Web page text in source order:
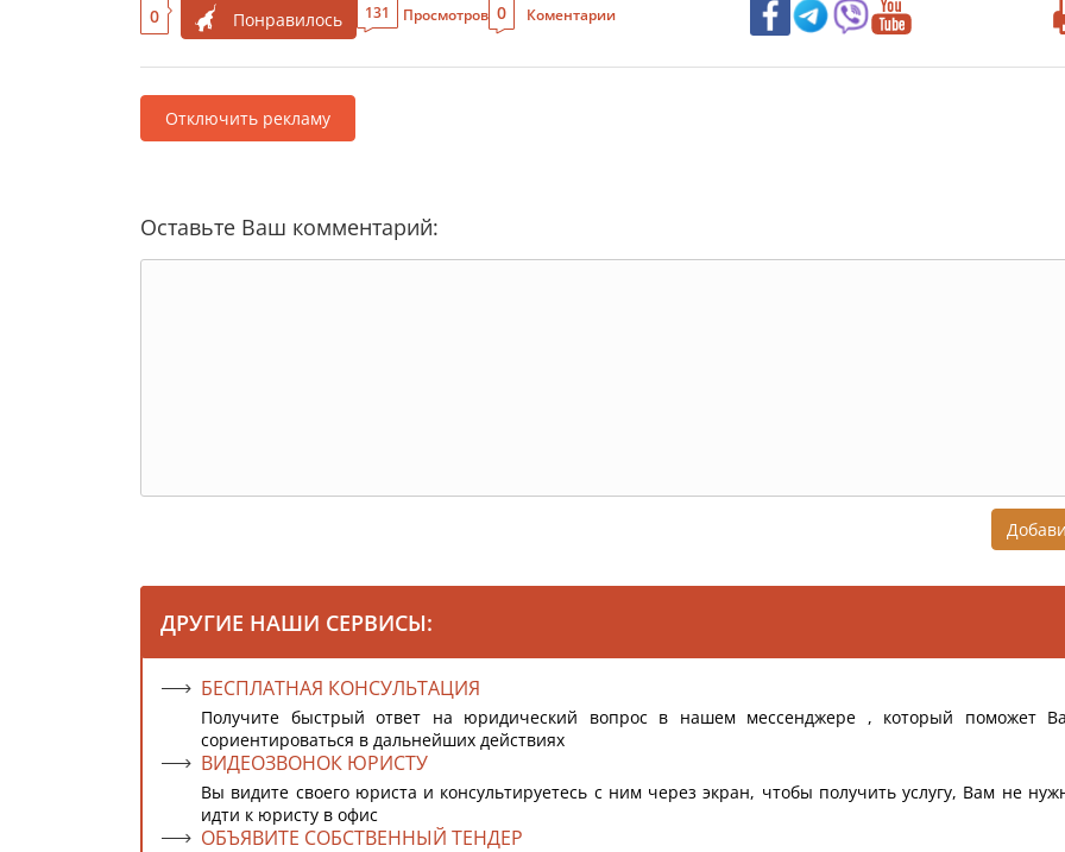
0 Понравилось 131 Просмотров 0 Коментарии
Отключить рекламу
Оставьте Ваш комментарий:
ДРУГИЕ НАШИ СЕРВИСЫ:
БЕСПЛАТНАЯ КОНСУЛЬТАЦИЯ
Получите быстрый ответ на юридический вопрос в нашем мессенджере , который поможет
сориентироваться в дальнейших действиях
ВИДЕОЗВОНОК ЮРИСТУ
Вы видите своего юриста и консультируетесь с ним через экран, чтобы получить услугу, Вам не
идти к юристу в офис
ОБЪЯВИТЕ СОБСТВЕННЫЙ ТЕНДЕР